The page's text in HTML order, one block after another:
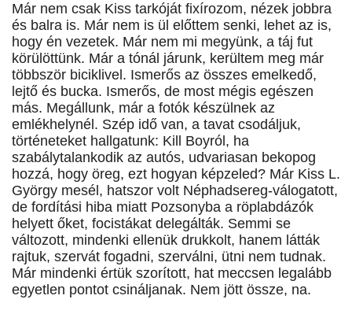
Már nem csak Kiss tarkóját fixírozom, nézek jobbra
és balra is. Már nem is ül előttem senki, lehet az is,
hogy én vezetek. Már nem mi megyünk, a táj fut
körülöttünk. Már a tónál járunk, kerültem meg már
többször biciklivel. Ismerős az összes emelkedő,
lejtő és bucka. Ismerős, de most mégis egészen
más. Megállunk, már a fotók készülnek az
emlékhelynél. Szép idő van, a tavat csodáljuk,
történeteket hallgatunk: Kill Boyról, ha
szabálytalankodik az autós, udvariasan bekopog
hozzá, hogy öreg, ezt hogyan képzeled? Már Kiss L.
György mesél, hatszor volt Néphadsereg-válogatott,
de fordítási hiba miatt Pozsonyba a röplabdázók
helyett őket, focistákat delegálták. Semmi se
változott, mindenki ellenük drukkolt, hanem látták
rajtuk, szervát fogadni, szerválni, ütni nem tudnak.
Már mindenki értük szorított, hat meccsen legalább
egyetlen pontot csináljanak. Nem jött össze, na.